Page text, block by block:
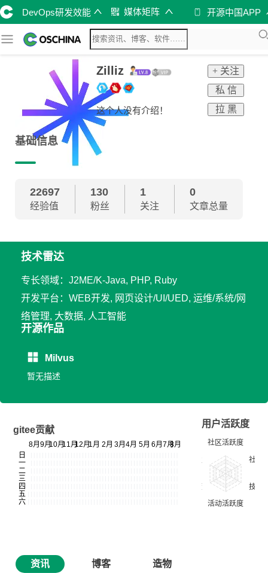
DevOps研发效能 媒体矩阵 开源中国APP
Zilliz
这个人没有介绍！
+ 关注
私 信
拉 黑
基础信息
22697
经验值
130
粉丝
1
关注
0
文章总量
技术雷达
专长领域：J2ME/K-Java, PHP, Ruby
开发平台：WEB开发, 网页设计/UI/UED, 运维/系统/网
络管理, 大数据, 人工智能
开源作品
Milvus
暂无描述
gitee贡献
用户活跃度
资讯 博客
造物